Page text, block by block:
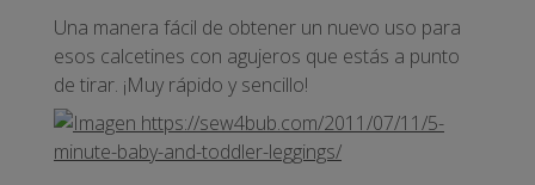
Una manera fácil de obtener un nuevo uso para
esos calcetines con agujeros que estás a punto
de tirar. ¡Muy rápido y sencillo!